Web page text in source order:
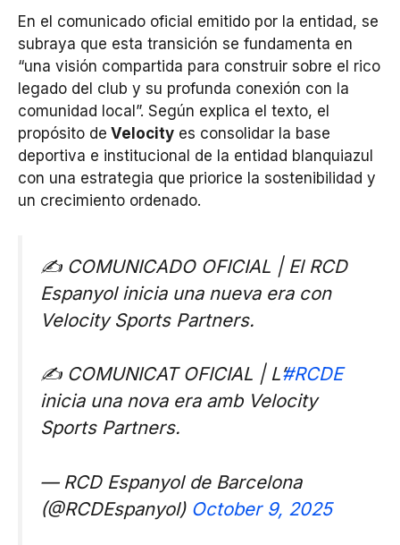
En el comunicado oficial emitido por la entidad, se
subraya que esta transición se fundamenta en
“una visión compartida para construir sobre el rico
legado del club y su profunda conexión con la
comunidad local”. Según explica el texto, el
propósito de Velocity es consolidar la base
deportiva e institucional de la entidad blanquiazul
con una estrategia que priorice la sostenibilidad y
un crecimiento ordenado.
✍️ COMUNICADO OFICIAL | El RCD
Espanyol inicia una nueva era con
Velocity Sports Partners.
✍️ COMUNICAT OFICIAL | L’#RCDE
inicia una nova era amb Velocity
Sports Partners.
— RCD Espanyol de Barcelona
(@RCDEspanyol) October 9, 2025